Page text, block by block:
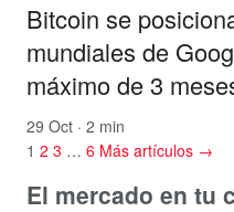
Bitcoin se
mundiales de
máximo de 3
29 Oct · 2 min
1 2 3 … 6 Más artículos →
El mercado en tu